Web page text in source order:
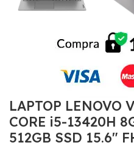
LAPTOP LENOVO
CORE i5-13420H
512GB SSD 15.6″